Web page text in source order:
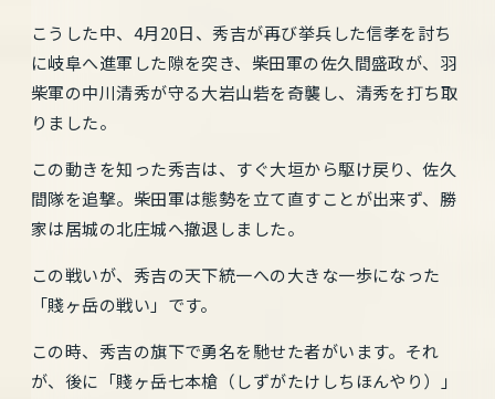
こうした中、4月20日、秀吉が再び挙兵した信孝を討ち
に岐阜へ進軍した隙を突き、柴田軍の佐久間盛政が、羽
柴軍の中川清秀が守る大岩山砦を奇襲し、清秀を打ち取
りました。
この動きを知った秀吉は、すぐ大垣から駆け戻り、佐久
間隊を追撃。柴田軍は態勢を立て直すことが出来ず、勝
家は居城の北庄城へ撤退しました。
この戦いが、秀吉の天下統一への大きな一歩になった
「賤ヶ岳の戦い」です。
この時、秀吉の旗下で勇名を馳せた者がいます。それ
が、後に「賤ヶ岳七本槍（しずがたけしちほんやり）」